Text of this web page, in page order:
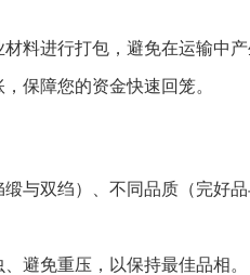
料进行打包，避免在运输中产
保障您的资金快速回笼。
与双绉）、不同品质（完好
避免重压，以保持最佳品相。